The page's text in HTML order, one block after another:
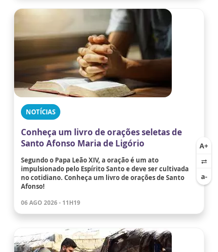
NOTÍCIAS
Conheça um livro de orações seletas de
Santo Afonso Maria de Ligório
Segundo o Papa Leão XIV, a oração é um ato
impulsionado pelo Espírito Santo e deve ser cultivada
no cotidiano. Conheça um livro de orações de Santo
Afonso!
06 AGO 2026 - 11H19